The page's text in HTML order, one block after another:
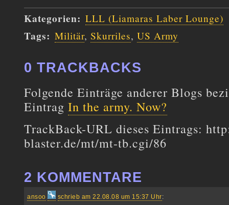
Kategorien: LLL (Liamaras Laber Lounge)
Tags: Militär, Skurriles, US Army
0 TRACKBACKS
Folgende Einträge anderer Blogs
EintragIn the army. Now?
TrackBack-URL dieses Eintrags:
blaster.de/mt/mt-tb.cgi/86
2 KOMMENTARE
ansoo schrieb am 22.08.08 um 15:37 Uhr: